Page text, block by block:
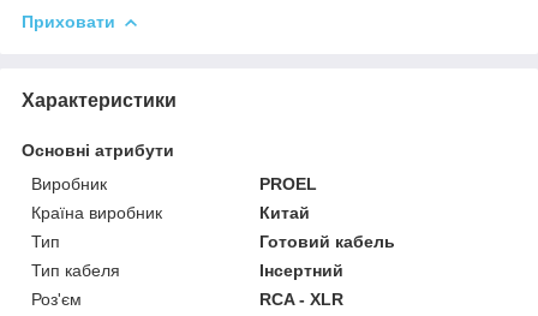
Приховати
Характеристики
Основні атрибути
Виробник
PROEL
Країна виробник
Китай
Тип
Готовий кабель
Тип кабеля
Інсертний
Роз'єм
RCA - XLR